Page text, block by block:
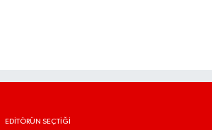
EDITÖRÜN SEÇTIĞI